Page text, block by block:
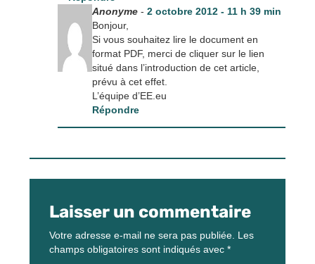
Anonyme- 2 octobre 2012 - 11 h 39 min
Bonjour,
Si vous souhaitez lire le document en
format PDF, merci de cliquer sur le lien
situé dans l’introduction de cet article,
prévu à cet effet.
L’équipe d’EE.eu
Répondre
Laisser un commentaire
Votre adresse e-mail ne sera pas publiée. Les
champs obligatoires sont indiqués avec *